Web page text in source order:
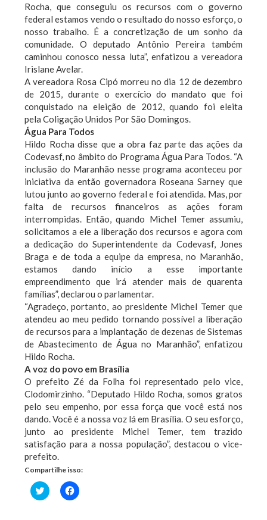
Rocha, que conseguiu os recursos com o governo
federal estamos vendo o resultado do nosso esforço, o
nosso trabalho. É a concretização de um sonho da
comunidade. O deputado Antônio Pereira também
caminhou conosco nessa luta”, enfatizou a vereadora
Irislane Avelar.
A vereadora Rosa Cipó morreu no dia 12 de dezembro
de 2015, durante o exercício do mandato que foi
conquistado na eleição de 2012, quando foi eleita
pela Coligação Unidos Por São Domingos.
Água Para Todos
Hildo Rocha disse que a obra faz parte das ações da
Codevasf, no âmbito do Programa Água Para Todos. “A
inclusão do Maranhão nesse programa aconteceu por
iniciativa da então governadora Roseana Sarney que
lutou junto ao governo federal e foi atendida. Mas, por
falta de recursos financeiros as ações foram
interrompidas. Então, quando Michel Temer assumiu,
solicitamos a ele a liberação dos recursos e agora com
a dedicação do Superintendente da Codevasf, Jones
Braga e de toda a equipe da empresa, no Maranhão,
estamos dando início a esse importante
empreendimento que irá atender mais de quarenta
famílias”, declarou o parlamentar.
“Agradeço, portanto, ao presidente Michel Temer que
atendeu ao meu pedido tornando possível a liberação
de recursos para a implantação de dezenas de Sistemas
de Abastecimento de Água no Maranhão”, enfatizou
Hildo Rocha.
A voz do povo em Brasília
O prefeito Zé da Folha foi representado pelo vice,
Clodomirzinho. “Deputado Hildo Rocha, somos gratos
pelo seu empenho, por essa força que você está nos
dando. Você é a nossa voz lá em Brasília. O seu esforço,
junto ao presidente Michel Temer, tem trazido
satisfação para a nossa população”, destacou o vice-
prefeito.
Compartilhe isso:
Clique
para
Clique
para